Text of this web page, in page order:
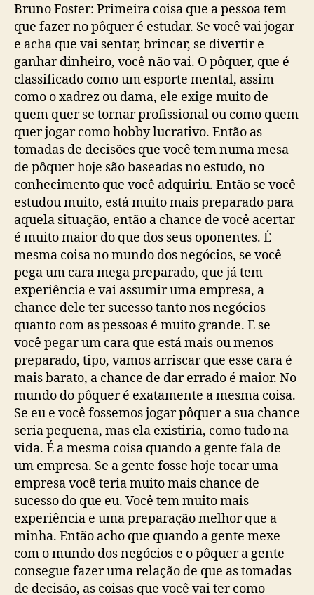
Bruno Foster: Primeira coisa que a pessoa tem
que fazer no pôquer é estudar. Se você vai jogar
e acha que vai sentar, brincar, se divertir e
ganhar dinheiro, você não vai. O pôquer, que é
classificado como um esporte mental, assim
como o xadrez ou dama, ele exige muito de
quem quer se tornar profissional ou como quem
quer jogar como hobby lucrativo. Então as
tomadas de decisões que você tem numa mesa
de pôquer hoje são baseadas no estudo, no
conhecimento que você adquiriu. Então se você
estudou muito, está muito mais preparado para
aquela situação, então a chance de você acertar
é muito maior do que dos seus oponentes. É
mesma coisa no mundo dos negócios, se você
pega um cara mega preparado, que já tem
experiência e vai assumir uma empresa, a
chance dele ter sucesso tanto nos negócios
quanto com as pessoas é muito grande. E se
você pegar um cara que está mais ou menos
preparado, tipo, vamos arriscar que esse cara é
mais barato, a chance de dar errado é maior. No
mundo do pôquer é exatamente a mesma coisa.
Se eu e você fossemos jogar pôquer a sua chance
seria pequena, mas ela existiria, como tudo na
vida. É a mesma coisa quando a gente fala de
um empresa. Se a gente fosse hoje tocar uma
empresa você teria muito mais chance de
sucesso do que eu. Você tem muito mais
experiência e uma preparação melhor que a
minha. Então acho que quando a gente mexe
com o mundo dos negócios e o pôquer a gente
consegue fazer uma relação de que as tomadas
de decisão, as coisas que você vai ter como